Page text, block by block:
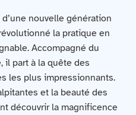
nouvelle génération
la pratique en
Accompagné du
il part à la quête des
les plus impressionnants.
et la beauté des
découvrir la magnificence